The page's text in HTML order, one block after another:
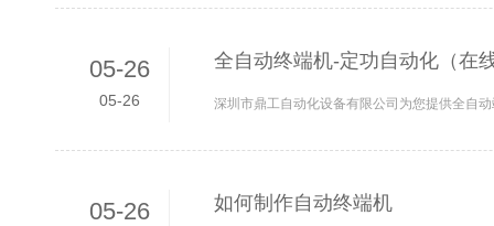
05-26
05-26
全自动终端机-定功自动化（在
05-26 如何制作自动终端机